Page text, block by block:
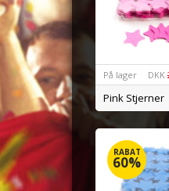
DKK
På lager
Pink Stjerner
RABAT
60%